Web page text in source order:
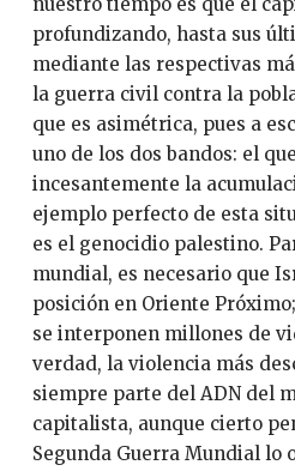
profundizando, hasta sus
mediante las respectivas
la guerra civil contra la
que es asimétrica, pues a
uno de los dos bandos: el
incesantemente la
ejemplo perfecto de esta
es el genocidio palestino.
mundial, es necesario que
posición en Oriente
se interponen millones de
verdad, la violencia más
siempre parte del ADN del
capitalista, aunque cierto
Segunda Guerra Mundial lo